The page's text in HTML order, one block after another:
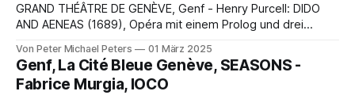
GRAND THÉÂTRE DE GENÈVE, Genf - Henry Purcell: DIDO
AND AENEAS (1689), Opéra mit einem Prolog und drei
Brutus of Alba, or the Enchanted Lovers nach dem IV. Buch
der Eneide von Virgil.
Von Peter Michael Peters 01 März 2025
Genf, La Cité Bleue Genève, SEASONS -
Fabrice Murgia, IOCO